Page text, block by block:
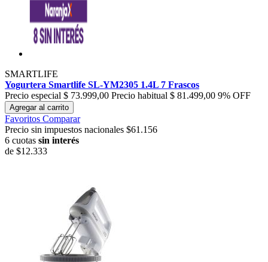
SMARTLIFE
Yogurtera Smartlife SL-YM2305 1.4L 7 Frascos
Precio especial $ 73.999,00 Precio habitual $ 81.499,00 9% OFF
Agregar al carrito
Favoritos Comparar
Precio sin impuestos nacionales $61.156
6 cuotas sin interés
de $12.333